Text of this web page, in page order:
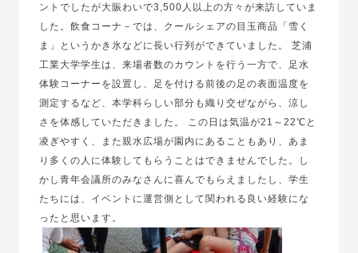
ントでしたが大賑わいで3,500人以上の方々が来訪していま
した。飲食コーナ－では、クールシェアの目玉商品「雪く
ま」というかき氷などに長い行列ができていました。 芝浦
工業大学学生は、来場者数のカウントを行う一方で、足水
体験コーナーを設置し、足を付ける前後の足の表面温度を
測定するなど、本学科らしい部分も織り交ぜながら、涼し
さを体感していただきました。 この日は気温が21～22℃と
凌ぎやすく、また親水広場が園内にあることもあり、あま
り多くの人に体験してもらうことはできませんでした。し
かし青年会議所のみなさんに喜んでもらえましたし、学生
たちには、イベントに運営側として関われる良い経験にな
ったと思います。